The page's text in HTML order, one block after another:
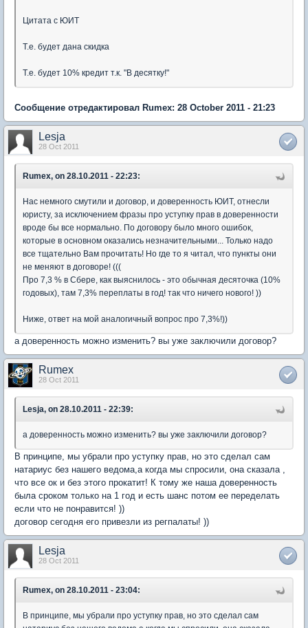
Цитата с ЮИТ
Т.е. будет дана скидка
Т.е. будет 10% кредит т.к. "В десятку!"
Сообщение отредактировал Rumex: 28 October 2011 - 21:23
Lesja
28 Oct 2011
Rumex, on 28.10.2011 - 22:23:
Нас немного смутили и договор, и доверенность ЮИТ, отнесли
юристу, за исключением фразы про уступку прав в доверенности
вроде бы все нормально. По договору было много ошибок,
которые в основном оказались незначительными... Только надо
все тщательно Вам прочитать! Но где то я читал, что пункты они
не меняют в договоре! (((
Про 7,3 % в Сбере, как выяснилось - это обычная десяточка (10%
годовых), там 7,3% переплаты в год! так что ничего нового! ))
Ниже, ответ на мой аналогичный вопрос про 7,3%!))
а доверенность можно изменить? вы уже заключили договор?
Rumex
28 Oct 2011
Lesja, on 28.10.2011 - 22:39:
а доверенность можно изменить? вы уже заключили договор?
В принципе, мы убрали про уступку прав, но это сделал сам
натариус без нашего ведома,а когда мы спросили, она сказала ,
что все ок и без этого прокатит! К тому же наша доверенность
была сроком только на 1 год и есть шанс потом ее переделать
если что не понравится! ))
договор сегодня его привезли из регпалаты! ))
Lesja
28 Oct 2011
Rumex, on 28.10.2011 - 23:04:
В принципе, мы убрали про уступку прав, но это сделал сам